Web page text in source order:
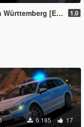
[ELS] [REFLECTION] 1.0
6.185 17